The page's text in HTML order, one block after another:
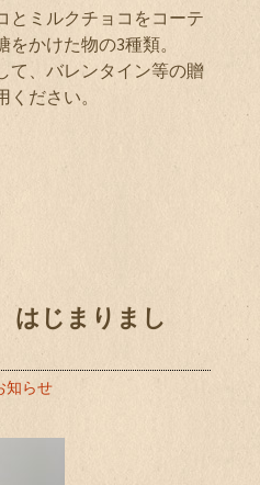
とミルクチョコをコーテ
かけた物の3種類。
て、バレンタイン等の贈
ださい。
はじまりまし
知らせ